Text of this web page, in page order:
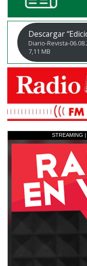
Descargar
Diario-Revista-
7,11 MB